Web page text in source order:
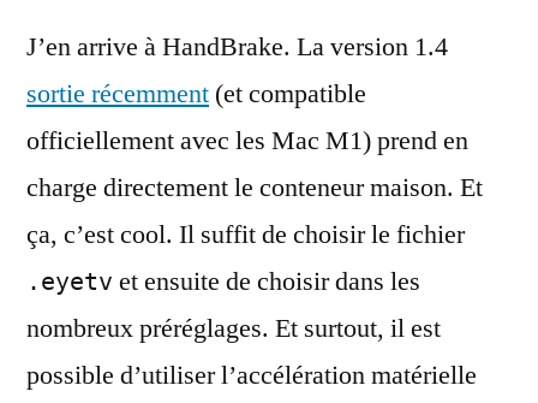
J’en arrive à HandBrake. La version 1.4
sortie récemment (et compatible
officiellement avec les Mac M1) prend en
charge directement le conteneur maison. Et
ça, c’est cool. Il suffit de choisir le fichier
.eyetv et ensuite de choisir dans les
nombreux préréglages. Et surtout, il est
possible d’utiliser l’accélération matérielle